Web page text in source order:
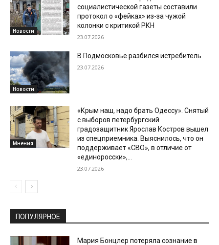
Новости
социалистической газеты составили
протокол о «фейках» из-за чужой
колонки с критикой РКН
23.07.2026
Новости
В Подмосковье разбился истребитель
23.07.2026
Мнения
«Крым наш, надо брать Одессу». Снятый
с выборов петербургский
градозащитник Ярослав Костров вышел
из спецприемника. Выяснилось, что он
поддерживает «СВО», в отличие от
«единоросски»,...
23.07.2026
ПОПУЛЯРНОЕ
Мария Бонцлер потеряла сознание в